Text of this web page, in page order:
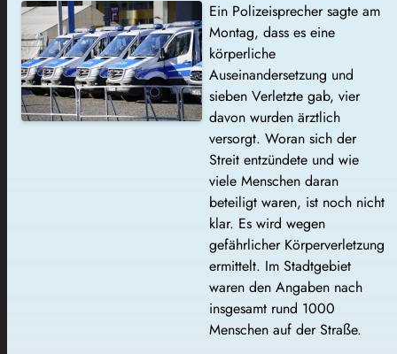
Ein Polizeisprecher sagte am
Montag, dass es eine
körperliche
Auseinandersetzung und
sieben Verletzte gab, vier
davon wurden ärztlich
versorgt. Woran sich der
Streit entzündete und wie
viele Menschen daran
beteiligt waren, ist noch nicht
klar. Es wird wegen
gefährlicher Körperverletzung
ermittelt. Im Stadtgebiet
waren den Angaben nach
insgesamt rund 1000
Menschen auf der Straße.